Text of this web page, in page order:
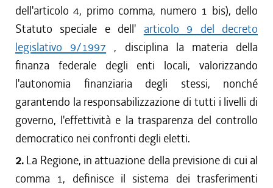
dell'articolo 4, primo comma, numero 1 bis), dello
Statuto speciale e dell' articolo 9 del decreto
legislativo 9/1997 , disciplina la materia della
finanza federale degli enti locali, valorizzando
l'autonomia finanziaria degli stessi, nonché
garantendo la responsabilizzazione di tutti i livelli di
governo, l'effettività e la trasparenza del controllo
democratico nei confronti degli eletti.
2. La Regione, in attuazione della previsione di cui al
comma 1, definisce il sistema dei trasferimenti